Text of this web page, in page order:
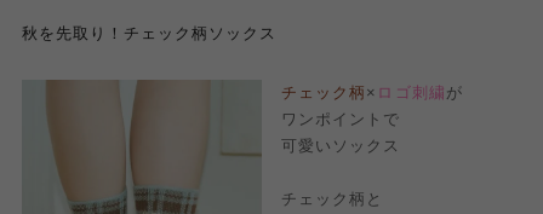
秋を先取り！チェック柄ソックス
チェック柄 × ロゴ刺繍 が
ワンポイントで
可愛いソックス
チェック柄と